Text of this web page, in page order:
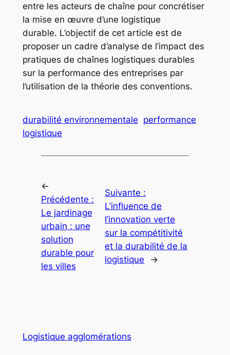
entre les acteurs de chaîne pour concrétiser
la mise en œuvre d’une logistique
durable. L’objectif de cet article est de
proposer un cadre d’analyse de l’impact des
pratiques de chaînes logistiques durables
sur la performance des entreprises par
l’utilisation de la théorie des conventions.
durabilité environnementale performance
logistique
←
Précédente :
Le jardinage
urbain : une
solution
durable pour
les villes
Suivante :
L’influence de
l’innovation verte
sur la compétitivité
et la durabilité de la
logistique
→
Logistique agglomérations